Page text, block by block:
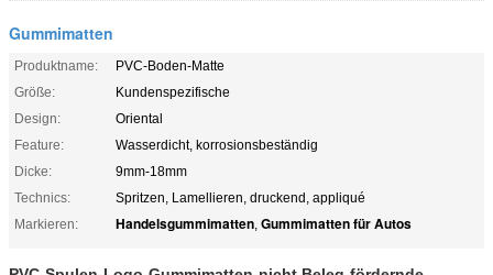
Gummimatten
Produktname:
PVC-Boden-Matte
Größe:
Kundenspezifische
Design:
Oriental
Feature:
Wasserdicht, korrosionsbeständig
Dicke:
9mm-18mm
Technics:
Spritzen, Lamellieren, druckend, appliqué
Markieren:
Handelsgummimatten, Gummimatten für Autos